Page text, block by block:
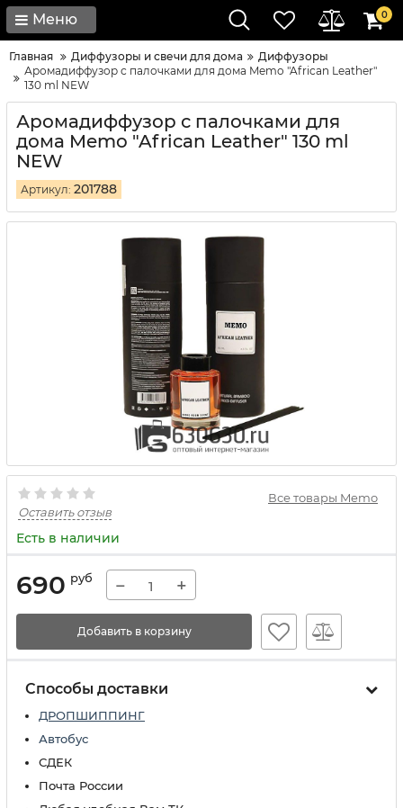
Меню 0
Главная Диффузоры и свечи для дома
Диффузоры
Аромадиффузор с палочками для дома Memo "African Leather"
130 ml NEW
Аромадиффузор с палочками для
дома Memo "African Leather" 130 ml
NEW
Артикул: 201788
Все товары Memo
Оставить отзыв
Есть в наличии
690 руб − +
Добавить в корзину
Способы доставки
ДРОПШИППИНГ
Автобус
СДЕК
Почта России